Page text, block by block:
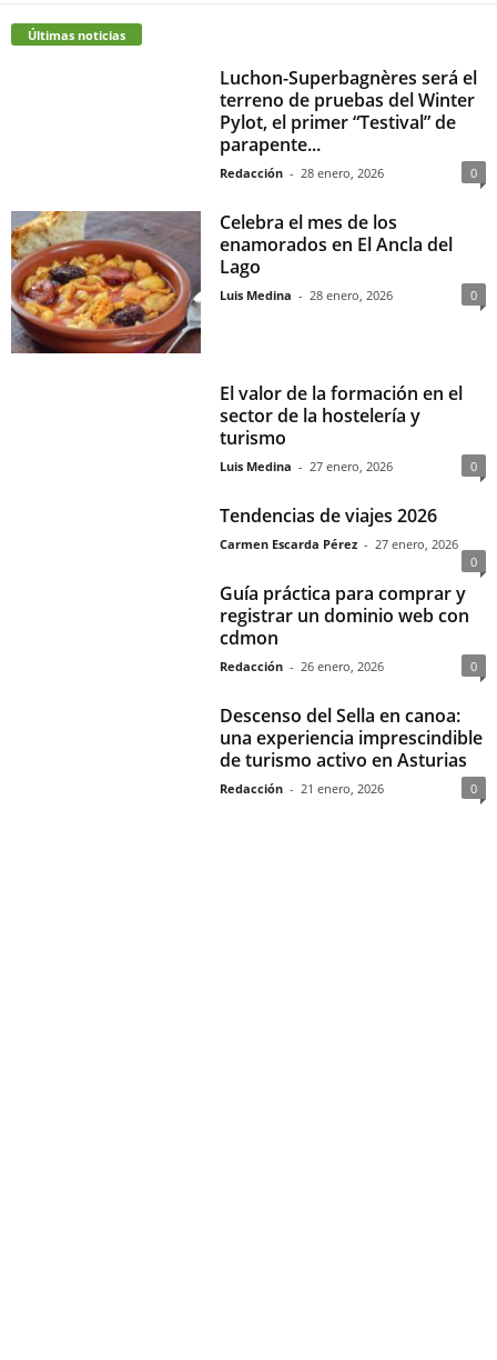
Últimas noticias
Luchon-Superbagnères será el
terreno de pruebas del Winter
Pylot, el primer “Testival” de
parapente...
Redacción - 28 enero, 2026 0
Celebra el mes de los
enamorados en El Ancla del
Lago
Luis Medina - 28 enero, 2026 0
El valor de la formación en el
sector de la hostelería y
turismo
Luis Medina - 27 enero, 2026 0
Tendencias de viajes 2026
Carmen Escarda Pérez - 27 enero, 2026
0
Guía práctica para comprar y
registrar un dominio web con
cdmon
Redacción - 26 enero, 2026 0
Descenso del Sella en canoa:
una experiencia imprescindible
de turismo activo en Asturias
Redacción - 21 enero, 2026 0